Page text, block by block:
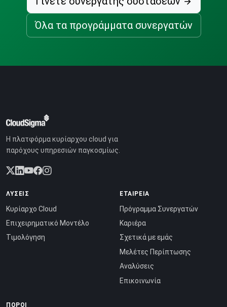
Όλα τα προγράμματα συνεργατών
Η πλατφόρμα κυρίαρχου cloud για
παρόχους υπηρεσιών παγκοσμίως.
ΛΎΣΕΙΣ
Κυρίαρχο Cloud
Επιχειρηματικό Μοντέλο
Τιμολόγηση
ΕΤΑΙΡΕΊΑ
Πρόγραμμα Συνεργατών
Καριέρα
Σχετικά με εμάς
Μελέτες Περίπτωσης
Αναλύσεις
Επικοινωνία
ΠΌΡΟΙ